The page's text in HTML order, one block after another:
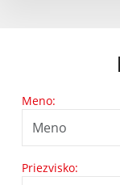
Meno:
Priezvisko: